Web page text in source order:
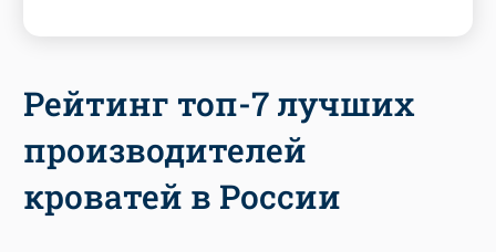
Рейтинг топ-7 лучших
производителей
кроватей в России